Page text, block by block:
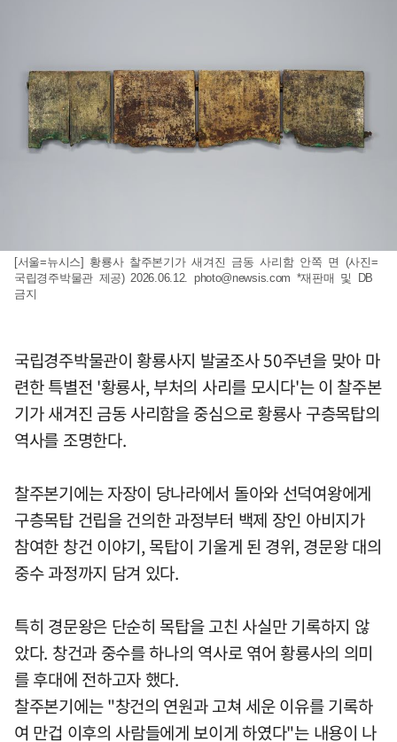
[서울=뉴시스] 황룡사 찰주본기가 새겨진 금동 사리함 안쪽 면 (사진=
국립경주박물관 제공) 2026.06.12. photo@newsis.com *재판매 및 DB
금지
국립경주박물관이 황룡사지 발굴조사 50주년을 맞아 마
련한 특별전 '황룡사, 부처의 사리를 모시다'는 이 찰주본
기가 새겨진 금동 사리함을 중심으로 황룡사 구층목탑의
역사를 조명한다.
찰주본기에는 자장이 당나라에서 돌아와 선덕여왕에게
구층목탑 건립을 건의한 과정부터 백제 장인 아비지가
참여한 창건 이야기, 목탑이 기울게 된 경위, 경문왕 대의
중수 과정까지 담겨 있다.
특히 경문왕은 단순히 목탑을 고친 사실만 기록하지 않
았다. 창건과 중수를 하나의 역사로 엮어 황룡사의 의미
를 후대에 전하고자 했다.
찰주본기에는 "창건의 연원과 고쳐 세운 이유를 기록하
여 만겁 이후의 사람들에게 보이게 하였다"는 내용이 나